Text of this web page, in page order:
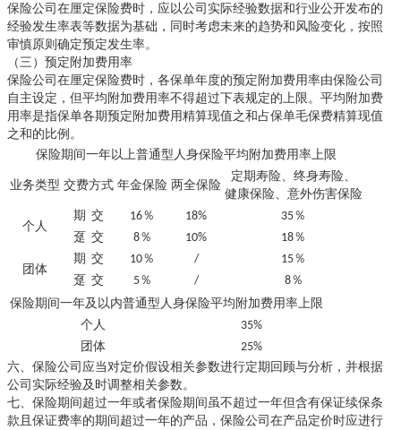
保险公司在厘定保险费时，应以公司实际经验数据和行业公开发布的
经验发生率表等数据为基础，同时考虑未来的趋势和风险变化，按照
审慎原则确定预定发生率。
（三）预定附加费用率
保险公司在厘定保险费时，各保单年度的预定附加费用率由保险公司
自主设定，但平均附加费用率不得超过下表规定的上限。平均附加费
用率是指保单各期预定附加费用精算现值之和占保单毛保费精算现值
之和的比例。
保险期间一年以上普通型人身保险平均附加费用率上限
业务类型 交费方式 年金保险 两全保险
定期寿险、终身寿险、
健康保险、意外伤害保险
个人
期 交 16％ 18%
35％
趸 交
8％ 10% 18％
团体
期 交 10％ /
15％
趸 交
5％ /
8％
保险期间一年及以内普通型人身保险平均附加费用率上限
个人
35%
团体
25%
六、保险公司应当对定价假设相关参数进行定期回顾与分析，并根据
公司实际经验及时调整相关参数。
七、保险期间超过一年或者保险期间虽不超过一年但含有保证续保条
款且保证费率的期间超过一年的产品，保险公司在产品定价时应进行